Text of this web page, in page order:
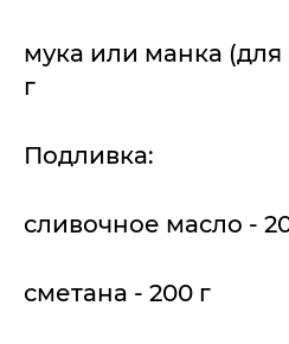
мука или манка
г
Подливка:
сливочное масло -
сметана - 200 г